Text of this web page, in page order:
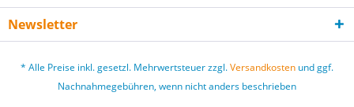
Newsletter
* Alle Preise inkl. gesetzl. Mehrwertsteuer zzgl.Versandkosten und ggf.
Nachnahmegebühren, wenn nicht anders beschrieben